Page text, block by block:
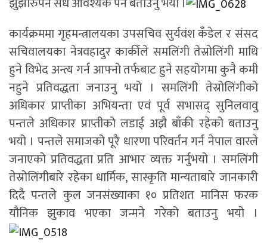
कार्यक्रममा गृहमन्त्रालयका उपसचिव सुर्यवंश कँडेल र संसद
सचिवालयका नेत्रवहादुर कार्कीले समलिंगी तेस्रोलिंगी माथि
हुने विभेद अन्त्य गर्न आफ्नो तर्फबाट हुने सहयोगमा कुनै कमी
नहुने प्रतिवद्धता जनाउनु भयो । समलिंगी तेस्रोलिंगीको
अधिकार प्राप्तीका अभियन्ता एवं पूर्व सभासद् सुनिलवावु
पन्तले अधिकार प्राप्तीको लडाई अझै बाँकी रहेको बताउनु
भयो । पन्तले समाजको पूरै धारणा परिवर्तन गर्न नेपाल वारले
जनाएको प्रतिवद्धता प्रति आभार व्यक्त गर्नुभयो । समलिंगी
तेस्रोलिंगीबारे रहेका धार्मिक, सास्कृति मान्यताबारे जानकारी
दिदै पन्तले कुल जनसंख्याका १० प्रतिशत मानिस फरक
यौनिक झुकाव भएका जन्मने गरेको बताउनु भयो ।